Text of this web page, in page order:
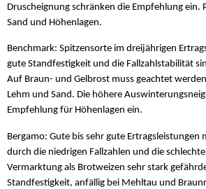
Druscheignung schränken die Empfehlung ein.
Sand und Höhenlagen.
Benchmark: Spitzensorte im dreijährigen
gute Standfestigkeit und die Fallzahlstabilität
Auf Braun- und Gelbrost muss geachtet
Lehm und Sand. Die höhere
Empfehlung für Höhenlagen ein.
Bergamo: Gute bis sehr gute Ertragsleistungen
durch die niedrigen Fallzahlen und die
Vermarktung als Brotweizen sehr stark
Standfestigkeit, anfällig bei Mehltau und